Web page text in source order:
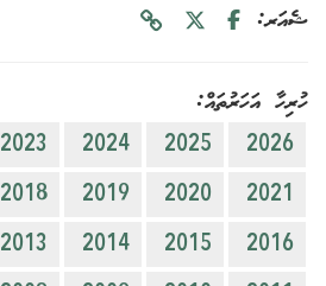
ޝެއަރ:
ހުރިހާ އަހަރުތައް:
2026
2025
2024
2023
2021
2020
2019
2018
2016
2015
2014
2013